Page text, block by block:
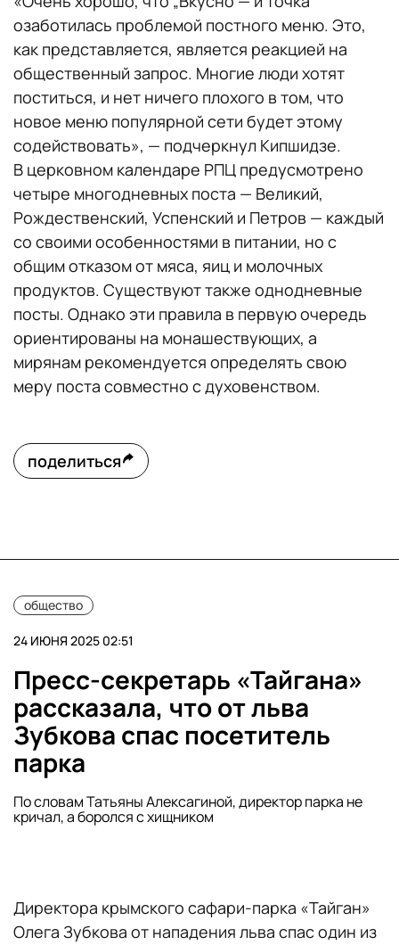
озаботилась проблемой постного меню. Это,
как представляется, является реакцией на
общественный запрос. Многие люди хотят
поститься, и нет ничего плохого в том, что
новое меню популярной сети будет этому
содействовать», — подчеркнул Кипшидзе.
В церковном календаре РПЦ предусмотрено
четыре многодневных поста — Великий,
Рождественский, Успенский и Петров — каждый
со своими особенностями в питании, но с
общим отказом от мяса, яиц и молочных
продуктов. Существуют также однодневные
посты. Однако эти правила в первую очередь
ориентированы на монашествующих, а
мирянам рекомендуется определять свою
меру поста совместно с духовенством.
поделиться
общество
24 ИЮНЯ 2025 02:51
Пресс-секретарь «Тайгана»
рассказала, что от льва
Зубкова спас посетитель
парка
По словам Татьяны Алексагиной, директор парка не
кричал, а боролся с хищником
Директора крымского сафари-парка «Тайган»
Олега Зубкова от нападения льва спас один из